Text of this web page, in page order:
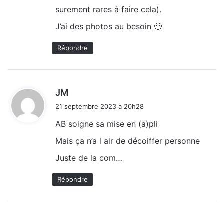
surement rares à faire cela).
J’ai des photos au besoin 🙂
Répondre
JM
21 septembre 2023 à 20h28
AB soigne sa mise en (a)pli
Mais ça n’a l air de décoiffer personne
Juste de la com…
Répondre